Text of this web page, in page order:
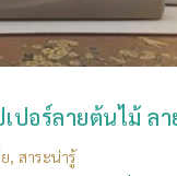
ปอร์ลายต้นไม้ ล
,สาระน่ารู้